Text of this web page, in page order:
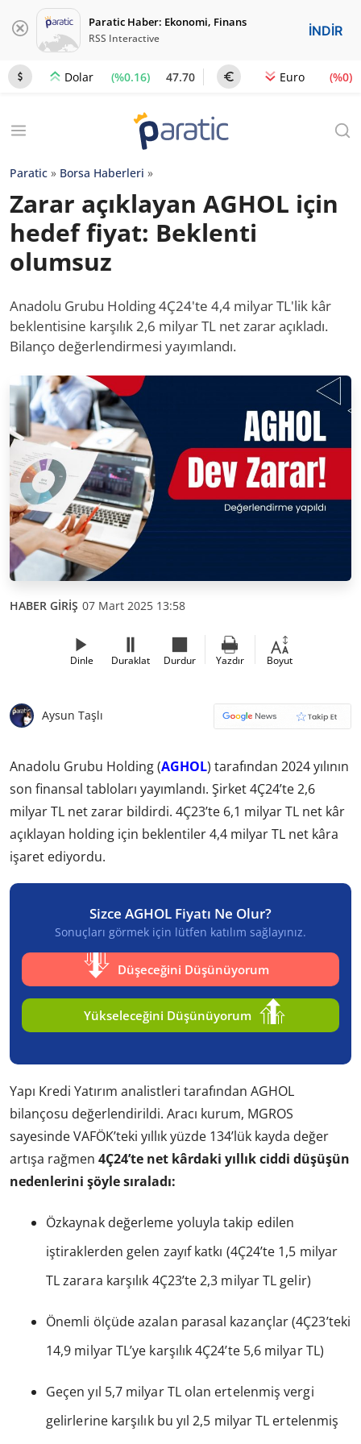
Paratic Haber: Ekonomi, Finans
RSS Interactive İNDİR
Dolar (%0.16) 47.70 Euro (%0)
Paratic » Borsa Haberleri »
Zarar açıklayan AGHOL için
hedef fiyat: Beklenti
olumsuz
Anadolu Grubu Holding 4Ç24'te 4,4 milyar TL'lik kâr
beklentisine karşılık 2,6 milyar TL net zarar açıkladı.
Bilanço değerlendirmesi yayımlandı.
HABER GİRİŞ 07 Mart 2025 13:58
Dinle Duraklat Durdur Yazdır Boyut
Aysun Taşlı
Anadolu Grubu Holding (AGHOL) tarafından 2024 yılının
son finansal tabloları yayımlandı. Şirket 4Ç24’te 2,6
milyar TL net zarar bildirdi. 4Ç23’te 6,1 milyar TL net kâr
açıklayan holding için beklentiler 4,4 milyar TL net kâra
işaret ediyordu.
Sizce AGHOL Fiyatı Ne Olur?
Sonuçları görmek için lütfen katılım sağlayınız.
Düşeceğini Düşünüyorum
Yükseleceğini Düşünüyorum
Yapı Kredi Yatırım analistleri tarafından AGHOL
bilançosu değerlendirildi. Aracı kurum, MGROS
sayesinde VAFÖK’teki yıllık yüzde 134’lük kayda değer
artışa rağmen 4Ç24’te net kârdaki yıllık ciddi düşüşün
nedenlerini şöyle sıraladı:
Özkaynak değerleme yoluyla takip edilen
iştiraklerden gelen zayıf katkı (4Ç24’te 1,5 milyar
TL zarara karşılık 4Ç23’te 2,3 milyar TL gelir)
Önemli ölçüde azalan parasal kazançlar (4Ç23’teki
14,9 milyar TL’ye karşılık 4Ç24’te 5,6 milyar TL)
Geçen yıl 5,7 milyar TL olan ertelenmiş vergi
gelirlerine karşılık bu yıl 2,5 milyar TL ertelenmiş